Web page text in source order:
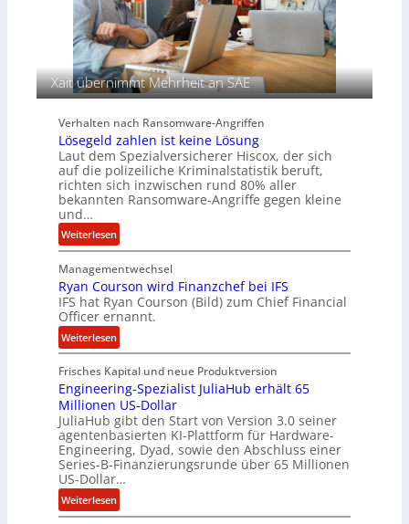
s
a
u
d
e
S
p
u
r
c
h
A
g
e
n
y
a
r
b
e
t
e
n
z
u
s
a
m
m
e
n
Xait übernimmt Mehrheit an SAE
Verhalten nach Ransomware-Angriffen
Lösegeld zahlen ist keine Lösung
Laut dem Spezialversicherer Hiscox, der sich
auf die polizeiliche Kriminalstatistik beruft,
richten sich inzwischen rund 80% aller
bekannten Ransomware-Angriffe gegen kleine
und…
Weiterlesen:
L
ö
s
e
g
e
l
d
z
a
h
l
e
i
s
Managementwechsel
Ryan Courson wird Finanzchef bei IFS
IFS hat Ryan Courson (Bild) zum Chief Financial
Officer ernannt.
Weiterlesen:
R
y
a
n
C
o
u
s
o
Frisches Kapital und neue Produktversion
Engineering-Spezialist JuliaHub erhält 65
Millionen US-Dollar
JuliaHub gibt den Start von Version 3.0 seiner
agentenbasierten KI-Plattform für Hardware-
Engineering, Dyad, sowie den Abschluss einer
Series-B-Finanzierungsrunde über 65 Millionen
US-Dollar…
Weiterlesen:
E